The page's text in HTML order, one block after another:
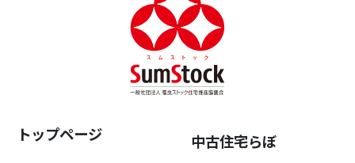
トップページ
中古住宅らぼ